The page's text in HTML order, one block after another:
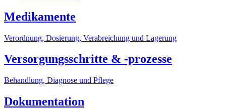
Medikamente
Verordnung, Dosierung, Verabreichung und Lagerung
Versorgungsschritte & -prozesse
Behandlung, Diagnose und Pflege
Dokumentation